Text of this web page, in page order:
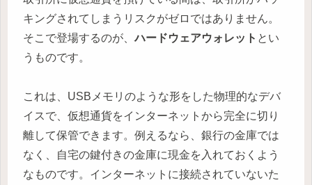
キングされてしまうリスクがゼロではありません。
そこで登場するのが、ハードウェアウォレット とい
うものです。
これは、USBメモリのような形をした物理的なデバ
イスで、仮想通貨をインターネットから完全に切り
離して保管できます。例えるなら、銀行の金庫では
なく、自宅の鍵付きの金庫に現金を入れておくよう
なものです。インターネットに接続されていないた